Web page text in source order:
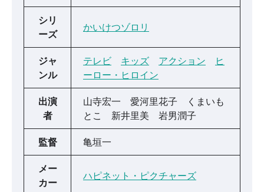
シリ
ーズ
かいけつゾロリ
ジャ
ンル
テレビ キッズ アクション
ヒ
ーロー・ヒロイン
出演
者
山寺宏一 愛河里花子 くまいも
とこ 新井里美 岩男潤子
監督 亀垣一
メー
カー
ハピネット・ピクチャーズ